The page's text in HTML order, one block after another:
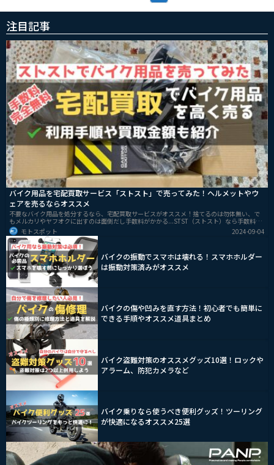
注目記事
バイク用品を宅配買取サービス「ストスト」で売ってみた！ヘルメットやウ
ェアを売るならオススメ
不要なバイク用品を処分するなら、宅配買取サービスがオススメ！捨てるのは勿体無い、で
もメルカリやヤフオクに出すのは面倒だし手数料がかかる...STST（ストスト）なら手数料や
送料など完全無料で、自宅から送るだけでOKなので超簡単に売れます！ストストを実際に使
ってみたので、流れや買取金額などを紹介します。
モトスポット 2024-09-04
バイクの振動でスマホは壊れる！スマホホルダー
は振動対策済みがオススメ
バイクの傷や凹みを直す方法！初心者でも簡単に
できる手順やオススメ道具まとめ
バイク盗難対策のオススメグッズ10選！ロックや
アラーム、防犯カメラなど
バイク乗りなら使うべき便利グッズ！ツーリング
が快適になるオススメ25選